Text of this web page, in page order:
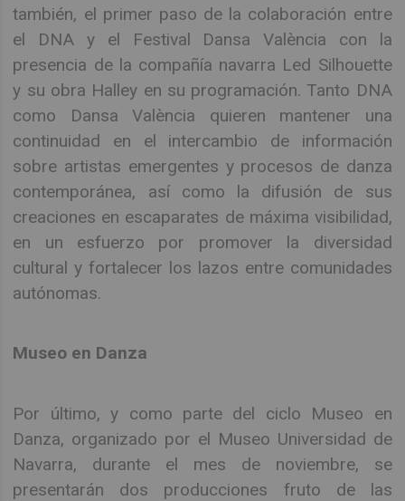
también, el primer paso de la colaboración entre
el DNA y el Festival Dansa València con la
presencia de la compañía navarra Led Silhouette
y su obra Halley en su programación. Tanto DNA
como Dansa València quieren mantener una
continuidad en el intercambio de información
sobre artistas emergentes y procesos de danza
contemporánea, así como la difusión de sus
creaciones en escaparates de máxima visibilidad,
en un esfuerzo por promover la diversidad
cultural y fortalecer los lazos entre comunidades
autónomas.
Museo en Danza
Por último, y como parte del ciclo Museo en
Danza, organizado por el Museo Universidad de
Navarra, durante el mes de noviembre, se
presentarán dos producciones fruto de las